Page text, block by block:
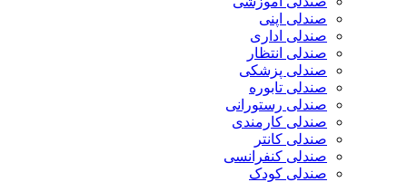
صندلی اپنی
صندلی اداری
صندلی انتظار
صندلی پزشکی
صندلی تابوره
صندلی رستورانی
صندلی کارمندی
صندلی کانتر
صندلی کنفرانسی
صندلی کودک